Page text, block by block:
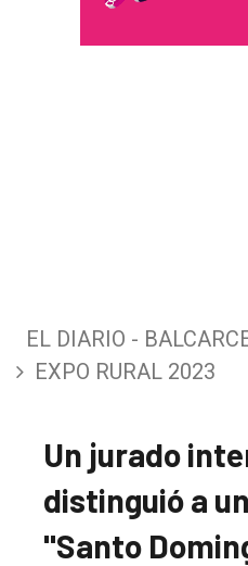
EL DIARIO -
EXPO RURAL 2023
Un jurado
distinguió a
"Santo